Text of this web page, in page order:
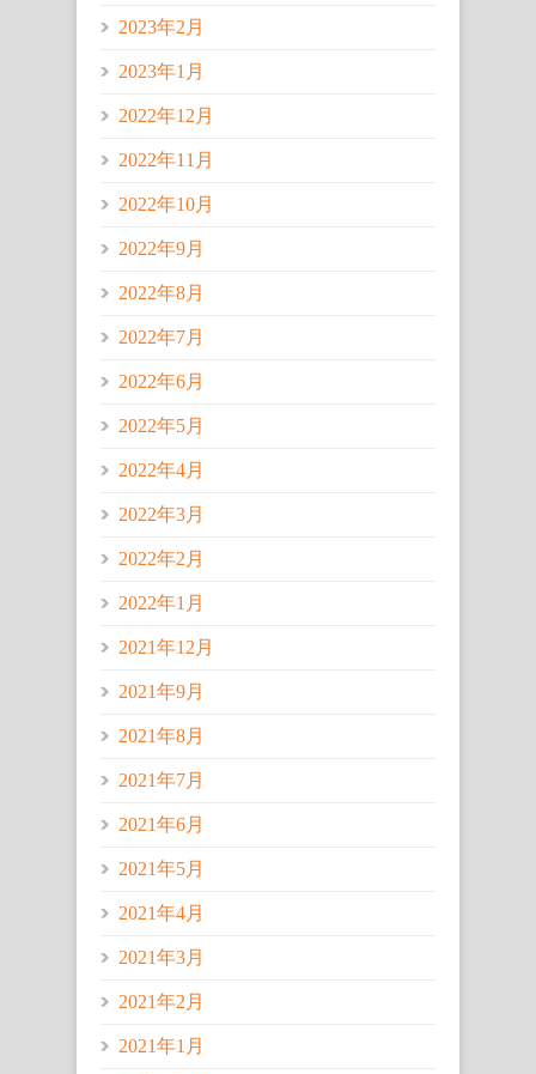
2023年2月
2023年1月
2022年12月
2022年11月
2022年10月
2022年9月
2022年8月
2022年7月
2022年6月
2022年5月
2022年4月
2022年3月
2022年2月
2022年1月
2021年12月
2021年9月
2021年8月
2021年7月
2021年6月
2021年5月
2021年4月
2021年3月
2021年2月
2021年1月